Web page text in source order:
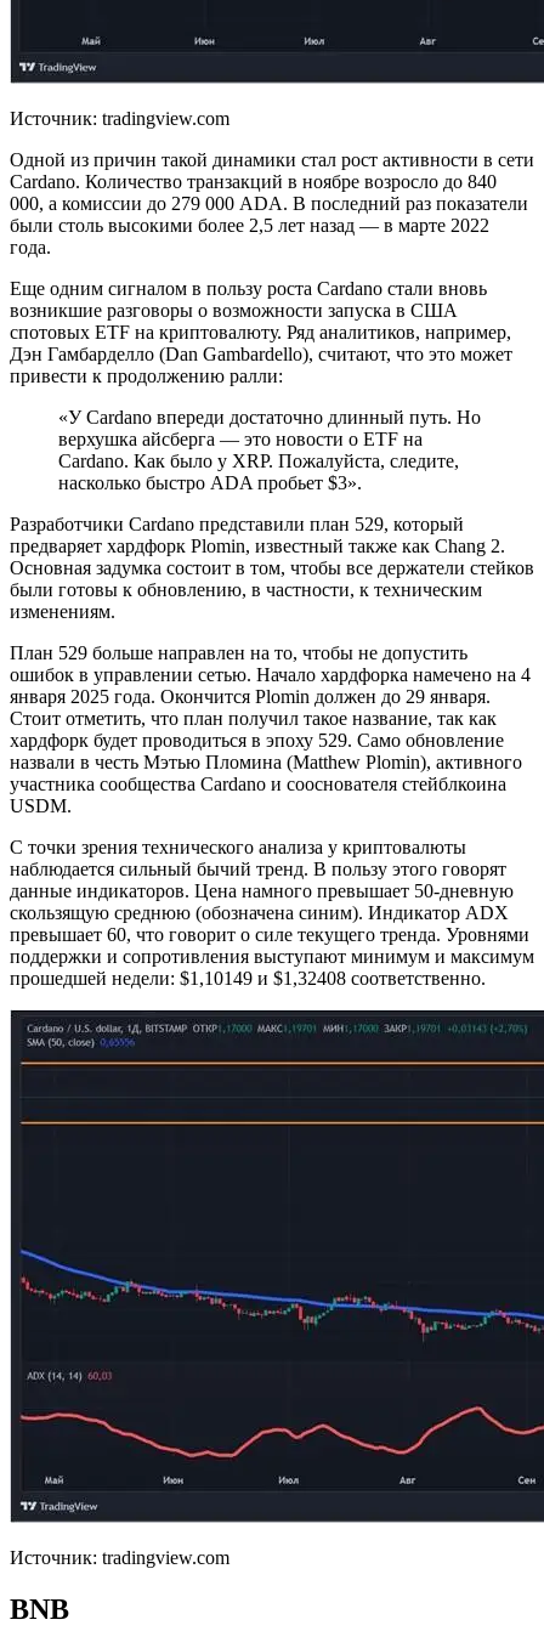
Источник: tradingview.com
Одной из причин такой динамики стал рост активности в сети
Cardano. Количество транзакций в ноябре возросло до 840
000, а комиссии до 279 000 ADA. В последний раз показатели
были столь высокими более 2,5 лет назад — в марте 2022
года.
Еще одним сигналом в пользу роста Cardano стали вновь
возникшие разговоры о возможности запуска в США
спотовых ETF на криптовалюту. Ряд аналитиков, например,
Дэн Гамбарделло (Dan Gambardello), считают, что это может
привести к продолжению ралли:
«У Cardano впереди достаточно длинный путь. Но
верхушка айсберга — это новости о ETF на
Cardano. Как было у XRP. Пожалуйста, следите,
насколько быстро ADA пробьет $3».
Разработчики Cardano представили план 529, который
предваряет хардфорк Plomin, известный также как Chang 2.
Основная задумка состоит в том, чтобы все держатели стейков
были готовы к обновлению, в частности, к техническим
изменениям.
План 529 больше направлен на то, чтобы не допустить
ошибок в управлении сетью. Начало хардфорка намечено на 4
января 2025 года. Окончится Plomin должен до 29 января.
Стоит отметить, что план получил такое название, так как
хардфорк будет проводиться в эпоху 529. Само обновление
назвали в честь Мэтью Пломина (Matthew Plomin), активного
участника сообщества Cardano и сооснователя стейблкоина
USDM.
С точки зрения технического анализа у криптовалюты
наблюдается сильный бычий тренд. В пользу этого говорят
данные индикаторов. Цена намного превышает 50-дневную
скользящую среднюю (обозначена синим). Индикатор ADX
превышает 60, что говорит о силе текущего тренда. Уровнями
поддержки и сопротивления выступают минимум и максимум
прошедшей недели: $1,10149 и $1,32408 соответственно.
Источник: tradingview.com
BNB